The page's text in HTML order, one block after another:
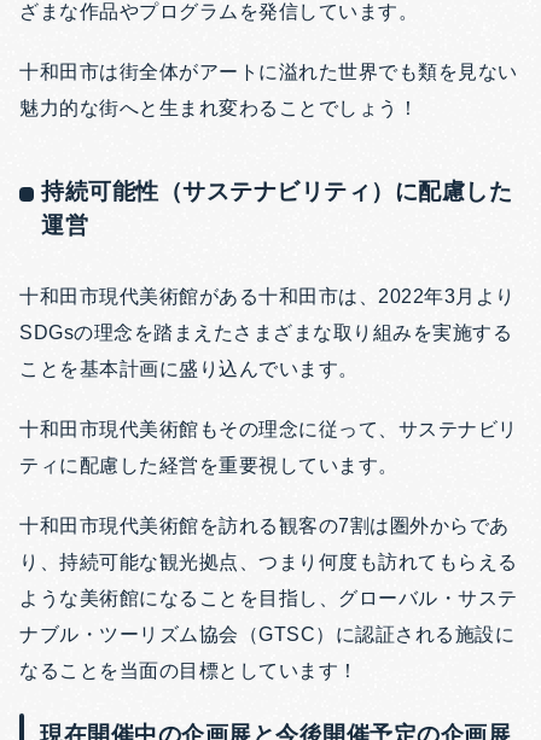
ざまな作品やプログラムを発信しています。
十和田市は街全体がアートに溢れた世界でも類を見ない
魅力的な街へと生まれ変わることでしょう！
持続可能性（サステナビリティ）に配慮した
運営
十和田市現代美術館がある十和田市は、2022年3月より
SDGsの理念を踏まえたさまざまな取り組みを実施する
ことを基本計画に盛り込んでいます。
十和田市現代美術館もその理念に従って、サステナビリ
ティに配慮した経営を重要視しています。
十和田市現代美術館を訪れる観客の7割は圏外からであ
り、持続可能な観光拠点、つまり何度も訪れてもらえる
ような美術館になることを目指し、グローバル・サステ
ナブル・ツーリズム協会（GTSC）に認証される施設に
なることを当面の目標としています！
現在開催中の企画展と今後開催予定の企画展